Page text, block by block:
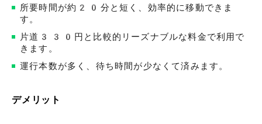
所要時間が約20分と短く、効率的に移動できま
す。
片道330円と比較的リーズナブルな料金で利用で
きます。
運行本数が多く、待ち時間が少なくて済みます。
デメリット